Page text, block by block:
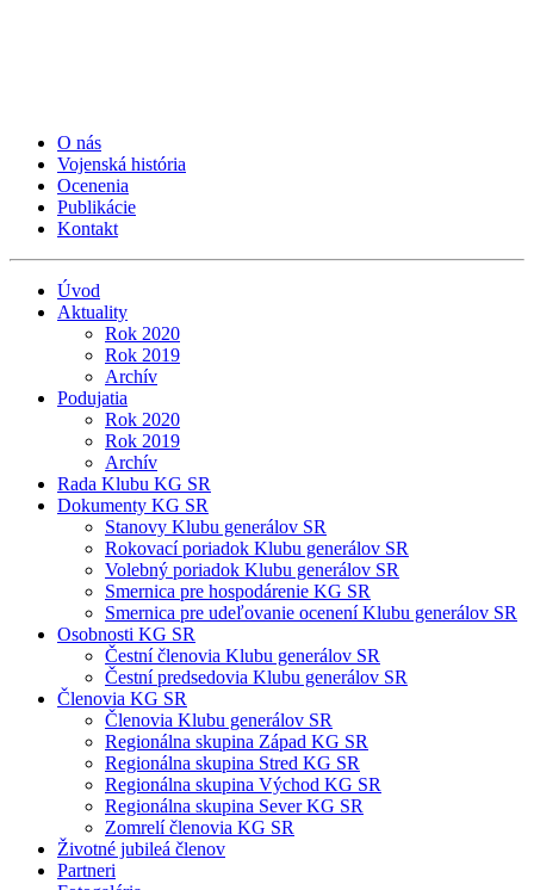
O nás
Vojenská história
Ocenenia
Publikácie
Kontakt
Úvod
Aktuality
Rok 2020
Rok 2019
Archív
Podujatia
Rok 2020
Rok 2019
Archív
Rada Klubu KG SR
Dokumenty KG SR
Stanovy Klubu generálov SR
Rokovací poriadok Klubu generálov SR
Volebný poriadok Klubu generálov SR
Smernica pre hospodárenie KG SR
Smernica pre udeľovanie ocenení Klubu generálov SR
Osobnosti KG SR
Čestní členovia Klubu generálov SR
Čestní predsedovia Klubu generálov SR
Členovia KG SR
Členovia Klubu generálov SR
Regionálna skupina Západ KG SR
Regionálna skupina Stred KG SR
Regionálna skupina Východ KG SR
Regionálna skupina Sever KG SR
Zomrelí členovia KG SR
Životné jubileá členov
Partneri